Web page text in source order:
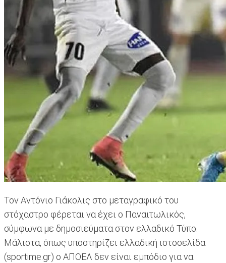
Τον Αντόνιο Γιάκολις στο μεταγραφικό του
στόχαστρο φέρεται να έχει ο Παναιτωλικός,
σύμφωνα με δημοσιεύματα στον ελλαδικό Τύπο.
Μάλιστα, όπως υποστηρίζει ελλαδική ιστοσελίδα
(sportime.gr) ο ΑΠΟΕΛ δεν είναι εμπόδιο για να